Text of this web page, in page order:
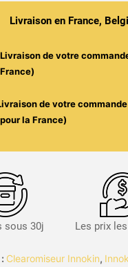
Livraison en France,
Livraison de votre
France)
de votre
la France)
sous 30j Les prix
Clearomiseur Innokin,